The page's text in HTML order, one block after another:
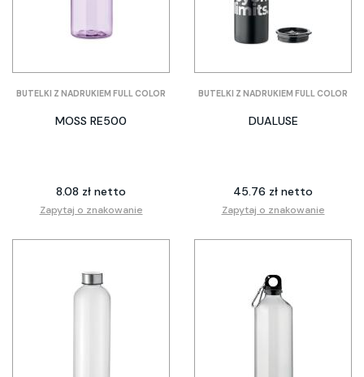
BUTELKI Z NADRUKIEM FULL COLOR
MOSS RE500
8.08 zł netto
Zapytaj o znakowanie
BUTELKI Z NADRUKIEM FULL COLOR
DUALUSE
45.76 zł netto
Zapytaj o znakowanie